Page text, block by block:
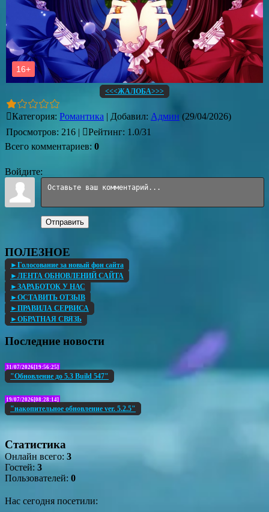
<<<ЖАЛОБА>>>
Категория: Романтика | Добавил: Админ (29/04/2026)
Просмотров: 216 | Рейтинг: 1.0/31
Всего комментариев: 0
Войдите:
Отправить
ПОЛЕЗНОЕ
►Голосование за новый фон сайта
►ЛЕНТА ОБНОВЛЕНИЙ САЙТА
►ЗАРАБОТОК У НАС
►ОСТАВИТЬ ОТЗЫВ
►ПРАВИЛА СЕРВИСА
►ОБРАТНАЯ СВЯЗЬ
Последние новости
31/07/2026[19:56:25]
"Обновление до 5.3 Build 547"
19/07/2026[08:28:14]
"накопительное обновление ver. 5.2.5"
Статистика
Онлайн всего: 3
Гостей: 3
Пользователей: 0
Нас сегодня посетили: